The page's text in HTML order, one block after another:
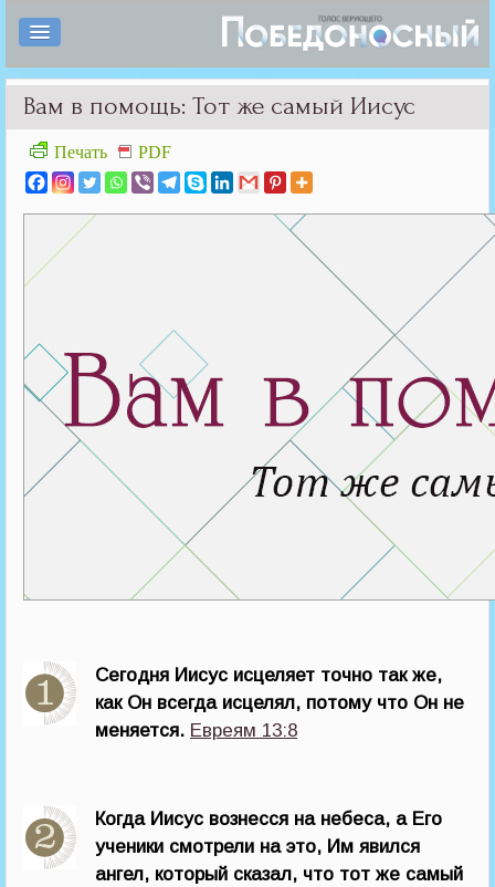
Вам в помощь: Тот же самый Иисус
Печать PDF
Сегодня Иисус исцеляет точно так же,
как Он всегда исцелял, потому что Он не
меняется. Евреям 13:8
Когда Иисус вознесся на небеса, а Его
ученики смотрели на это, Им явился
ангел, который сказал, что тот же самый